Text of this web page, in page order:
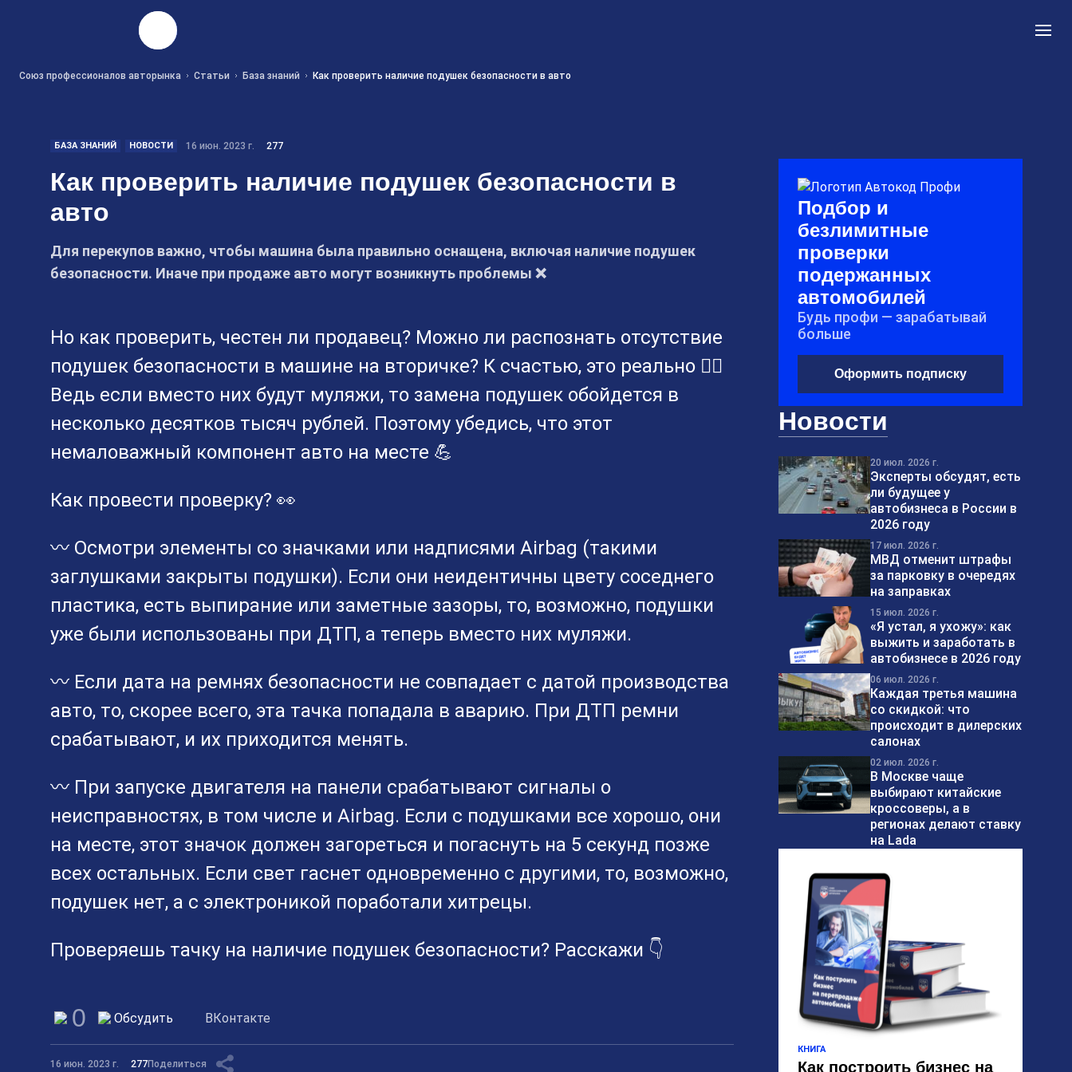
Союз профессионалов авторынка Статьи База знаний Как проверить наличие подушек безопасности в авто
БАЗА ЗНАНИЙ НОВОСТИ 16 июн. 2023 г. 277
Как проверить наличие подушек безопасности в
авто
Для перекупов важно, чтобы машина была правильно оснащена, включая наличие подушек
безопасности. Иначе при продаже авто могут возникнуть проблемы ❌
Но как проверить, честен ли продавец? Можно ли распознать отсутствие
подушек безопасности в машине на вторичке? К счастью, это реально 💁‍♂
Ведь если вместо них будут муляжи, то замена подушек обойдется в
несколько десятков тысяч рублей. Поэтому убедись, что этот
немаловажный компонент авто на месте 💪
Как провести проверку? 👀
〰 Осмотри элементы со значками или надписями Airbag (такими
заглушками закрыты подушки). Если они неидентичны цвету соседнего
пластика, есть выпирание или заметные зазоры, то, возможно, подушки
уже были использованы при ДТП, а теперь вместо них муляжи.
〰 Если дата на ремнях безопасности не совпадает с датой производства
авто, то, скорее всего, эта тачка попадала в аварию. При ДТП ремни
срабатывают, и их приходится менять.
〰 При запуске двигателя на панели срабатывают сигналы о
неисправностях, в том числе и Airbag. Если с подушками все хорошо, они
на месте, этот значок должен загореться и погаснуть на 5 секунд позже
всех остальных. Если свет гаснет одновременно с другими, то, возможно,
подушек нет, а с электроникой поработали хитрецы.
Проверяешь тачку на наличие подушек безопасности? Расскажи 👇
0 Обсудить ВКонтакте
16 июн. 2023 г. 277Поделиться
Подбор и
безлимитные
проверки
подержанных
автомобилей
Будь профи — зарабатывай
больше
Оформить подписку
Новости
20 июл. 2026 г.
Эксперты обсудят, есть
ли будущее у
автобизнеса в России в
2026 году
17 июл. 2026 г.
МВД отменит штрафы
за парковку в очередях
на заправках
15 июл. 2026 г.
«Я устал, я ухожу»: как
выжить и заработать в
автобизнесе в 2026 году
06 июл. 2026 г.
Каждая третья машина
со скидкой: что
происходит в дилерских
салонах
02 июл. 2026 г.
В Москве чаще
выбирают китайские
кроссоверы, а в
регионах делают ставку
на Lada
КНИГА
Как построить бизнес на